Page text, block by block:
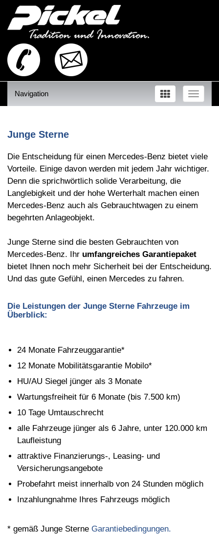
Toggle
Navigation
Junge Sterne
Die Entscheidung für einen Mercedes-Benz bietet viele
Vorteile. Einige davon werden mit jedem Jahr wichtiger.
Denn die sprichwörtlich solide Verarbeitung, die
Langlebigkeit und der hohe Werterhalt machen einen
Mercedes-Benz auch als Gebrauchtwagen zu einem
begehrten Anlageobjekt.
Junge Sterne sind die besten Gebrauchten von
Mercedes-Benz. Ihr umfangreiches Garantiepaket
bietet Ihnen noch mehr Sicherheit bei der Entscheidung.
Und das gute Gefühl, einen Mercedes zu fahren.
Die Leistungen der Junge Sterne Fahrzeuge im
Überblick:
24 Monate Fahrzeuggarantie*
12 Monate Mobilitätsgarantie Mobilo*
HU/AU Siegel jünger als 3 Monate
Wartungsfreiheit für 6 Monate (bis 7.500 km)
10 Tage Umtauschrecht
alle Fahrzeuge jünger als 6 Jahre, unter 120.000 km
Laufleistung
attraktive Finanzierungs-, Leasing- und
Versicherungsangebote
Probefahrt meist innerhalb von 24 Stunden möglich
Inzahlungnahme Ihres Fahrzeugs möglich
* gemäß Junge Sterne Garantiebedingungen.